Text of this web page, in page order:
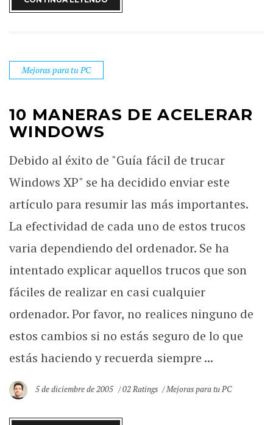
Mejoras para tu PC
10 MANERAS DE ACELERAR
WINDOWS
Debido al éxito de "Guía fácil de trucar
Windows XP" se ha decidido enviar este
artículo para resumir las más importantes.
La efectividad de cada uno de estos trucos
varia dependiendo del ordenador. Se ha
intentado explicar aquellos trucos que son
fáciles de realizar en casi cualquier
ordenador. Por favor, no realices ninguno de
estos cambios si no estás seguro de lo que
estás haciendo y recuerda siempre ...
5 de diciembre de 2005 02 Ratings Mejoras para tu PC